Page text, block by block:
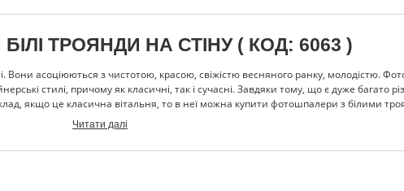
ТРОЯНДИ НА СТІНУ ( КОД: 6063 )
Вони асоціюються з чистотою, красою, свіжістю весняного ранку, молодістю.
стилі, причому як класичні, так і сучасні. Завдяки тому, що є дуже багато
якщо це класична вітальня, то в неї можна купити фотошпалери з білими
троянда в макрозйомці, з найменшою деталізацією кожної прожилки і кожної
варіанти: букети, розарії, одна квітка. Якщо у Вас є свої ідеї або ви хочете
дизайнери завжди готові втілювати в реальність всі ваші ідеї. В їхньому
Читати далі